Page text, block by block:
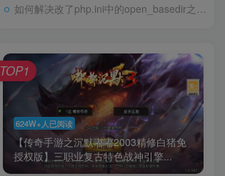
如何解决改了php.ini中的open_basedir之后仍然报open_basedir restriction错误的问题？
624W+人已阅读
【传奇手游之沉默嘟嘟2003精修白猪免
授权版】三职业复古特色战神引擎...
TOP1